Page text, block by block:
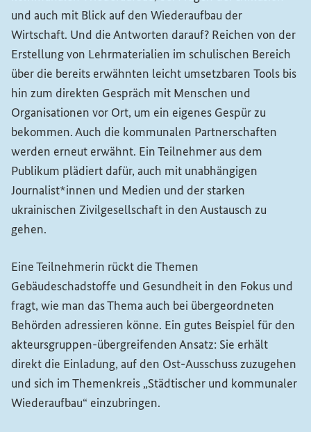
und auch mit Blick auf den Wiederaufbau der
Wirtschaft. Und die Antworten darauf? Reichen von der
Erstellung von Lehrmaterialien im schulischen Bereich
über die bereits erwähnten leicht umsetzbaren Tools bis
hin zum direkten Gespräch mit Menschen und
Organisationen vor Ort, um ein eigenes Gespür zu
bekommen. Auch die kommunalen Partnerschaften
werden erneut erwähnt. Ein Teilnehmer aus dem
Publikum plädiert dafür, auch mit unabhängigen
Journalist*innen und Medien und der starken
ukrainischen Zivilgesellschaft in den Austausch zu
gehen.
Eine Teilnehmerin rückt die Themen
Gebäudeschadstoffe und Gesundheit in den Fokus und
fragt, wie man das Thema auch bei übergeordneten
Behörden adressieren könne. Ein gutes Beispiel für den
akteursgruppen-übergreifenden Ansatz: Sie erhält
direkt die Einladung, auf den Ost-Ausschuss zuzugehen
und sich im Themenkreis „Städtischer und kommunaler
Wiederaufbau“ einzubringen.